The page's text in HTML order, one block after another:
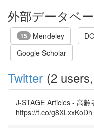
外部データベ
15 Mendeley
Google Scholar
Twitter (2
J-STAGE Articles - 高
https://t.co/g8XLxxKoDh